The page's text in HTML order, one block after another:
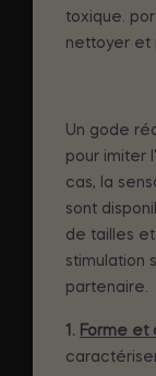
toxique.
nettoyer et
Un gode
pour imiter
cas, la
sont
de tailles
stimulation
partenaire.
1. Forme et